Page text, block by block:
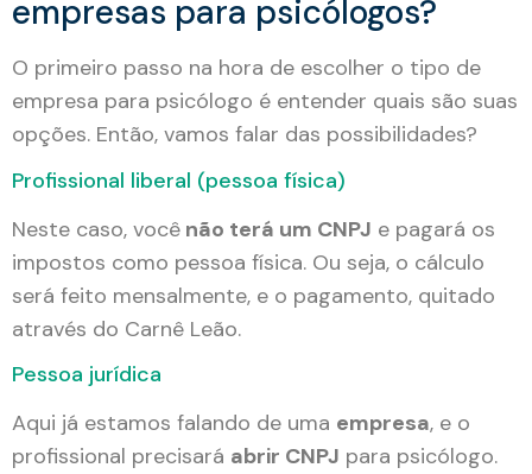
empresas para psicólogos?
O primeiro passo na hora de escolher o tipo de
empresa para psicólogo é entender quais são suas
opções. Então, vamos falar das possibilidades?
Profissional liberal (pessoa física)
Neste caso, você não terá um CNPJ e pagará os
impostos como pessoa física. Ou seja, o cálculo
será feito mensalmente, e o pagamento, quitado
através do Carnê Leão.
Pessoa jurídica
Aqui já estamos falando de uma empresa, e o
profissional precisará abrir CNPJ para psicólogo.